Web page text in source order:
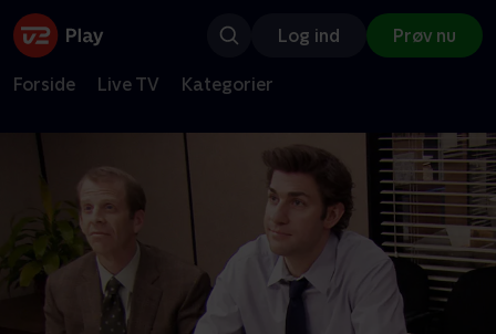
Log ind Prøv nu
Forside Live TV Kategorier